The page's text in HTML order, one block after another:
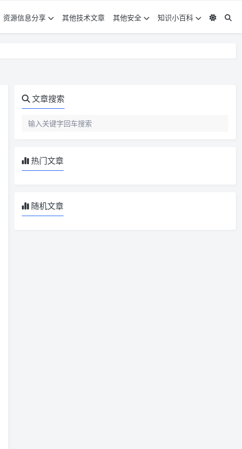
资源信息分享 其他技术文章 其他安全 知识小百科
文章搜索
热门文章
随机文章